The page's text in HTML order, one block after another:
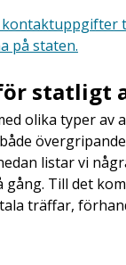
kontaktuppgifter
på staten.
statligt
olika typer av
listar vi
Till det
träffar,